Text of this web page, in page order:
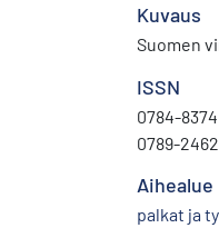
Kuvaus
Suomen
ISSN
0784-8374
0789-2462
Aihealue
palkat ja